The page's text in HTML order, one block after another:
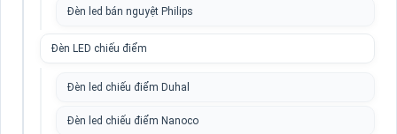
Đèn led bán nguyệt Philips
Đèn LED chiếu điểm
Đèn led chiếu điểm Duhal
Đèn led chiếu điểm Nanoco